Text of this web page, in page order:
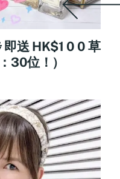
送 HK$1 0 0 草
30位！）